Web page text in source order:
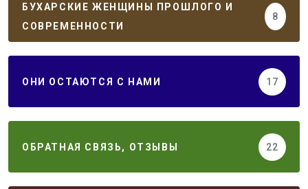
БУХАРСКИЕ ЖЕНЩИНЫ ПРОШЛОГО И
СОВРЕМЕННОСТИ
8
ОНИ ОСТАЮТСЯ С НАМИ 17
ОБРАТНАЯ СВЯЗЬ, ОТЗЫВЫ 22